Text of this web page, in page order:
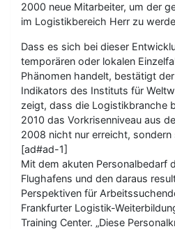
2000 neue Mitarbeiter, um der
im Logistikbereich Herr zu
Dass es sich bei dieser
temporären oder lokalen
Phänomen handelt, bestätigt
Indikators des Instituts für
zeigt, dass die Logistikbranche
2010 das Vorkrisenniveau aus
2008 nicht nur erreicht,
[ad#ad-1]
Mit dem akuten Personalbedarf
Flughafens und den daraus
Perspektiven für
Frankfurter Logistik-
Training Center. „Diese